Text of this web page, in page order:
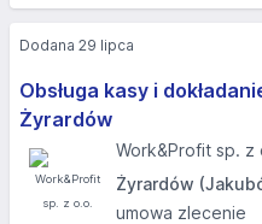
Obsługa kasy i
Żyrardów
Work&Profit sp. z
Żyrardów
umowa zlecenie
Dodana 29 lipca